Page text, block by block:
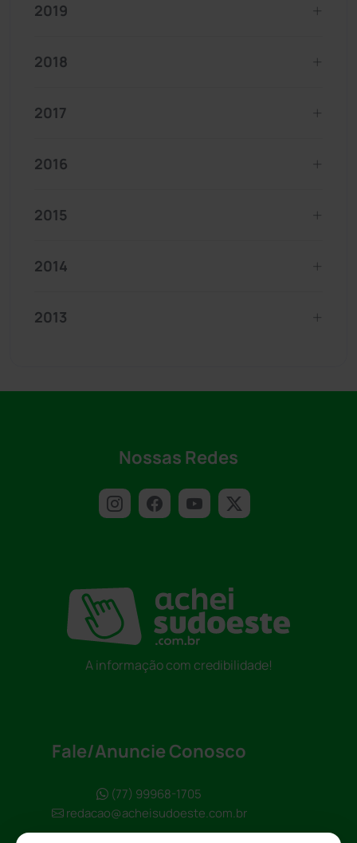
2019
2018
2017
2016
2015
2014
2013
Nossas Redes
A informação com credibilidade!
Fale/Anuncie Conosco
(77) 99968-1705
redacao@acheisudoeste.com.br